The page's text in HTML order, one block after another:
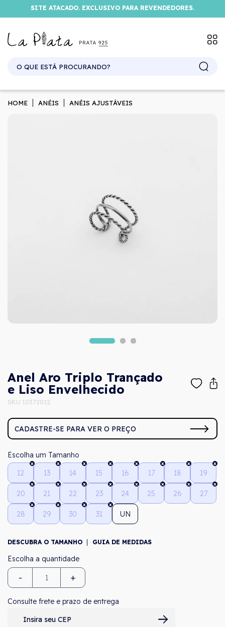
SITE ATACADO. EXCLUSIVO PARA REVENDEDORES.
HOME ANÉIS ANÉIS AJUSTÁVEIS
Anel Aro Triplo Trançado
e Liso Envelhecido
SKU 10372012
CADASTRE-SE PARA VER O PREÇO
Tamanho
12
13 14 15 16 17 18 19
20 21 22 23 24 25 26 27
28 29 30 31 UN
DESCUBRA O TAMANHO GUIA DE MEDIDAS
- +
Consulte frete e prazo de entrega